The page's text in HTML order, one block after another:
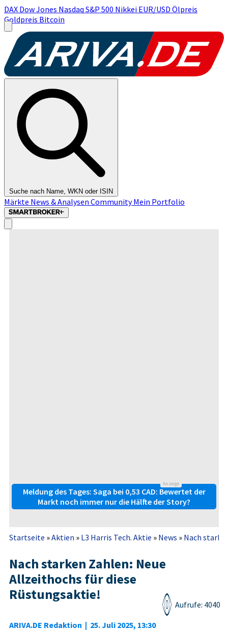
DAX Dow Jones Nasdaq S&P 500 Nikkei EUR/USD Ölpreis
Goldpreis Bitcoin
Suche nach Name, WKN oder ISIN
Märkte News & Analysen CommunityMein Portfolio
Anzeige
Meldung des Tages: Saga bei 0,53 CAD: Bewertet der
Markt noch immer nur die Hälfte der Story?
Startseite »Aktien » L3 Harris Tech. Aktie » News » Nach
Nach starken Zahlen: Neue
Allzeithochs für diese
Rüstungsaktie!
ARIVA.DE Redaktion | 25. Juli 2025, 13:30
Aufrufe: 4040